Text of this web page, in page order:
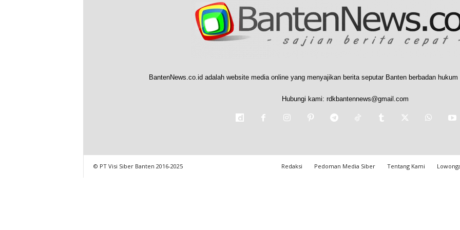
BantenNews.co.id adalah website media online yang menyajikan berita seputar Banten berbadan
Hubungi kami: rdkbantennews@gmail.com
Redaksi Pedoman Media Siber Tentang Kami
© PT Visi Siber Banten 2016-2025